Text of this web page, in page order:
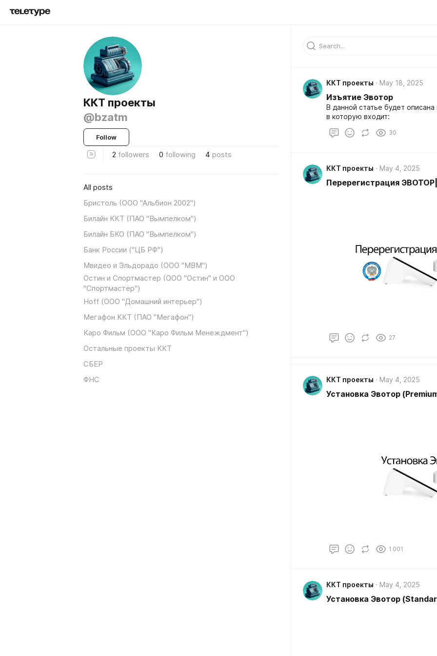
ККТ проекты
@bzatm
Follow
2 followers 0 following 4 posts
All posts
Бристоль (ООО "Альбион 2002")
Билайн ККТ (ПАО "Вымпелком")
Билайн БКО (ПАО "Вымпелком")
Банк России ("ЦБ РФ")
Мвидео и Эльдорадо (ООО "МВМ")
Остин и Спортмастер (ООО "Остин" и ООО
"Спортмастер")
Hoff (ООО "Домашний интерьер")
Мегафон ККТ (ПАО "Мегафон")
Каро Фильм (ООО "Каро Фильм Менеждмент")
Остальные проекты ККТ
СБЕР
ФНС
ККТ проекты May 18, 2025
Изъятие Эвотор
В данной статье будет
в которую входит:
30
ККТ проекты May 4, 2025
Перерегистрация
27
ККТ проекты May 4, 2025
Установка Эвотор
1 001
ККТ проекты May 4, 2025
Установка Эвотор